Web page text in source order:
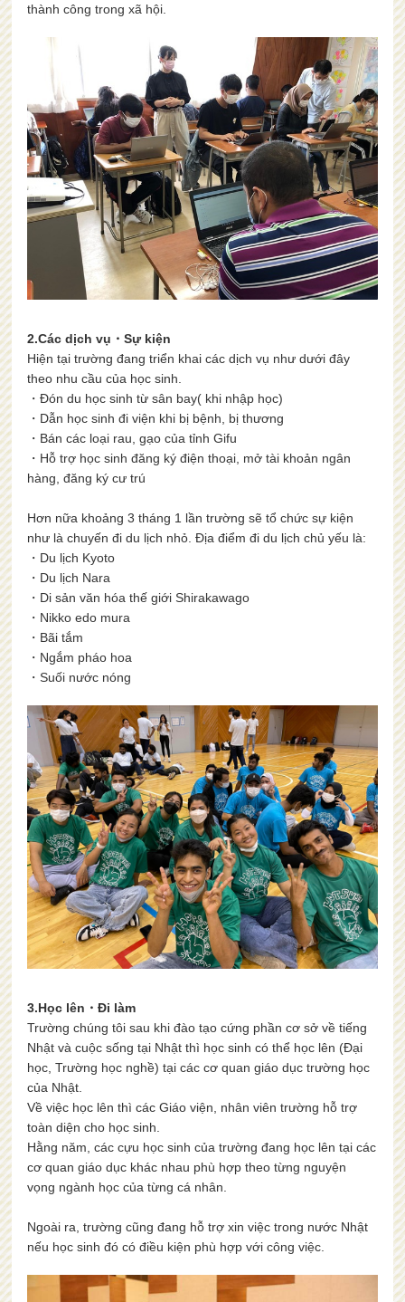
thành công trong xã hội.
2.Các dịch vụ・Sự kiện
Hiện tại trường đang triển khai các dịch vụ như dưới đây
theo nhu cầu của học sinh.
・Đón du học sinh từ sân bay( khi nhập học)
・Dẫn học sinh đi viện khi bị bệnh, bị thương
・Bán các loại rau, gạo của tỉnh Gifu
・Hỗ trợ học sinh đăng ký điện thoại, mở tài khoản ngân
hàng, đăng ký cư trú
Hơn nữa khoảng 3 tháng 1 lần trường sẽ tổ chức sự kiện
như là chuyến đi du lịch nhỏ. Địa điểm đi du lịch chủ yếu là:
・Du lịch Kyoto
・Du lịch Nara
・Di sản văn hóa thế giới Shirakawago
・Nikko edo mura
・Bãi tắm
・Ngắm pháo hoa
・Suối nước nóng
3.Học lên・Đi làm
Trường chúng tôi sau khi đào tạo cứng phần cơ sở về tiếng
Nhật và cuộc sống tại Nhật thì học sinh có thể học lên (Đại
học, Trường học nghề) tại các cơ quan giáo dục trường học
của Nhật.
Về việc học lên thì các Giáo viện, nhân viên trường hỗ trợ
toàn diện cho học sinh.
Hằng năm, các cựu học sinh của trường đang học lên tại các
cơ quan giáo dục khác nhau phù hợp theo từng nguyện
vọng ngành học của từng cá nhân.
Ngoài ra, trường cũng đang hỗ trợ xin việc trong nước Nhật
nếu học sinh đó có điều kiện phù hợp với công việc.